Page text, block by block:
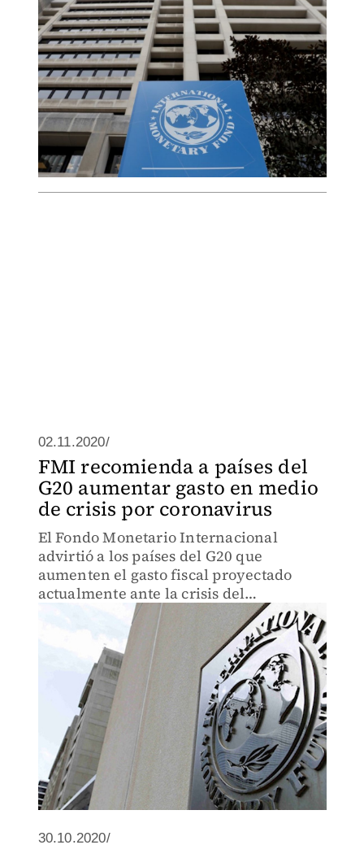
02.11.2020/
FMI recomienda a países del
G20 aumentar gasto en medio
de crisis por coronavirus
El Fondo Monetario Internacional
advirtió a los países del G20 que
aumenten el gasto fiscal proyectado
actualmente ante la crisis del
30.10.2020/